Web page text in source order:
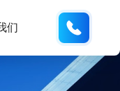
们